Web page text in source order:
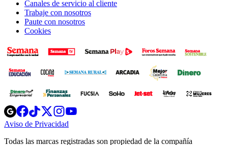
Canales de servicio al cliente
Trabaje con nosotros
Paute con nosotros
Cookies
Opens
in
new
Opens
in
new
Opens
in
new
window
Opens
new
windowwindow
Aviso de Privacidad
new
Todas las marcas registradas son propiedad de la compañía